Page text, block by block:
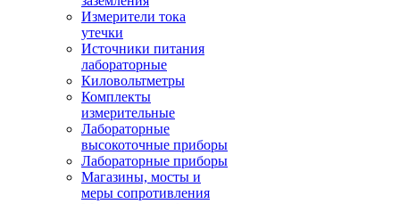
Измерители тока
утечки
Источники питания
лабораторные
Киловольтметры
Комплекты
измерительные
Лабораторные
высокоточные приборы
Лабораторные приборы
Магазины, мосты и
меры сопротивления